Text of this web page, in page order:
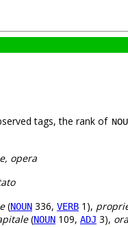
tags, the rank of
opera
(NOUN 336, VERB 1),
(NOUN 109, ADJ 3), ora